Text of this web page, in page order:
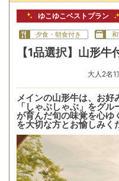
ゆこゆこベストプラン
夕食・朝食付き
【1品選択】山形
大人 2名1
メインの山形牛は、お好
「しゃぶしゃぶ」をグ
が育んだ旬の味覚を心ゆ
を大切な方とお愉しみく